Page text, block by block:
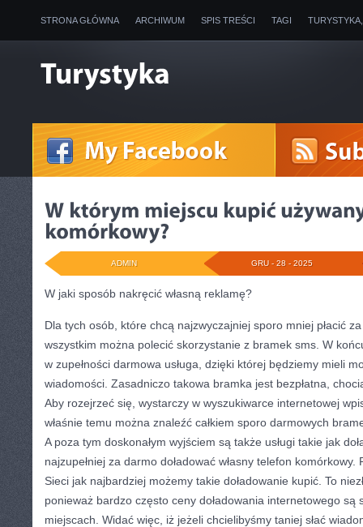
STRONA GŁÓWNA ARCHIWUM SPIS TREŚCI TAGI
GRU - 28 - 2025
ADMIN
W jaki sposób nakręcić własną reklamę?
Dla tych osób, które chcą najzwyczajniej sporo mniej płacić
wszystkim można polecić skorzystanie z bramek sms. W
w zupełności darmowa usługa, dzięki której będziemy mieli
wiadomości. Zasadniczo takowa bramka jest bezpłatna,
Aby rozejrzeć się, wystarczy w wyszukiwarce internetowej
właśnie temu można znaleźć całkiem sporo darmowych
A poza tym doskonałym wyjściem są także usługi takie jak
najzupełniej za darmo doładować własny telefon
Sieci jak najbardziej możemy takie doładowanie kupić. To
ponieważ bardzo często ceny doładowania internetowego są
miejscach. Widać więc, iż jeżeli chcielibyśmy taniej słać